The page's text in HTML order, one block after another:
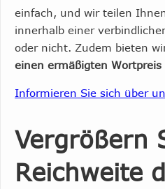
einfach, und wir teilen
innerhalb einer
oder nicht. Zudem bieten
einen ermäßigten Wortpreis
Informieren Sie sich über
Vergrößern
Reichweite